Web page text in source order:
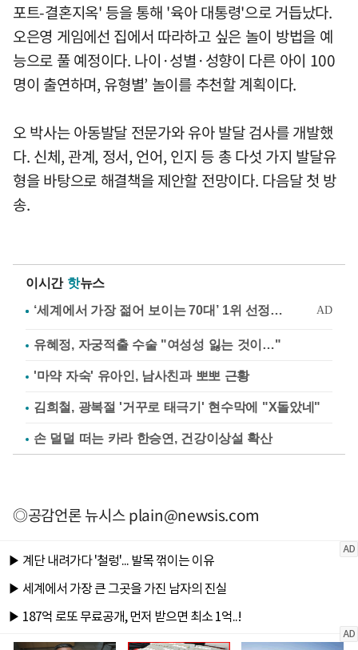
포트-결혼지옥' 등을 통해 '육아 대통령'으로 거듭났다.
오은영 게임에선 집에서 따라하고 싶은 놀이 방법을 예
능으로 풀 예정이다. 나이·성별·성향이 다른 아이 100
명이 출연하며, 유형별’ 놀이를 추천할 계획이다.
오 박사는 아동발달 전문가와 유아 발달 검사를 개발했
다. 신체, 관계, 정서, 언어, 인지 등 총 다섯 가지 발달유
형을 바탕으로 해결책을 제안할 전망이다. 다음달 첫 방
송.
이시간 핫뉴스
유혜정, 자궁적출 수술 "여성성 잃는 것이…"
'마약 자숙' 유아인, 남사친과 뽀뽀 근황
김희철, 광복절 '거꾸로 태극기' 현수막에 "X돌았네"
손 덜덜 떠는 카라 한승연, 건강이상설 확산
◎공감언론 뉴시스plain@newsis.com